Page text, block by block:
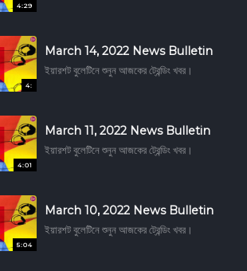
4:29
4:
March 14, 2022 News Bulletin
ইয়ারশট বুলেটিনে শুনুন আজকের ট্রেন্ডিং খবর।
4:01
March 11, 2022 News Bulletin
ইয়ারশট বুলেটিনে শুনুন আজকের ট্রেন্ডিং খবর।
5:04
March 10, 2022 News Bulletin
ইয়ারশট বুলেটিনে শুনুন আজকের ট্রেন্ডিং খবর।